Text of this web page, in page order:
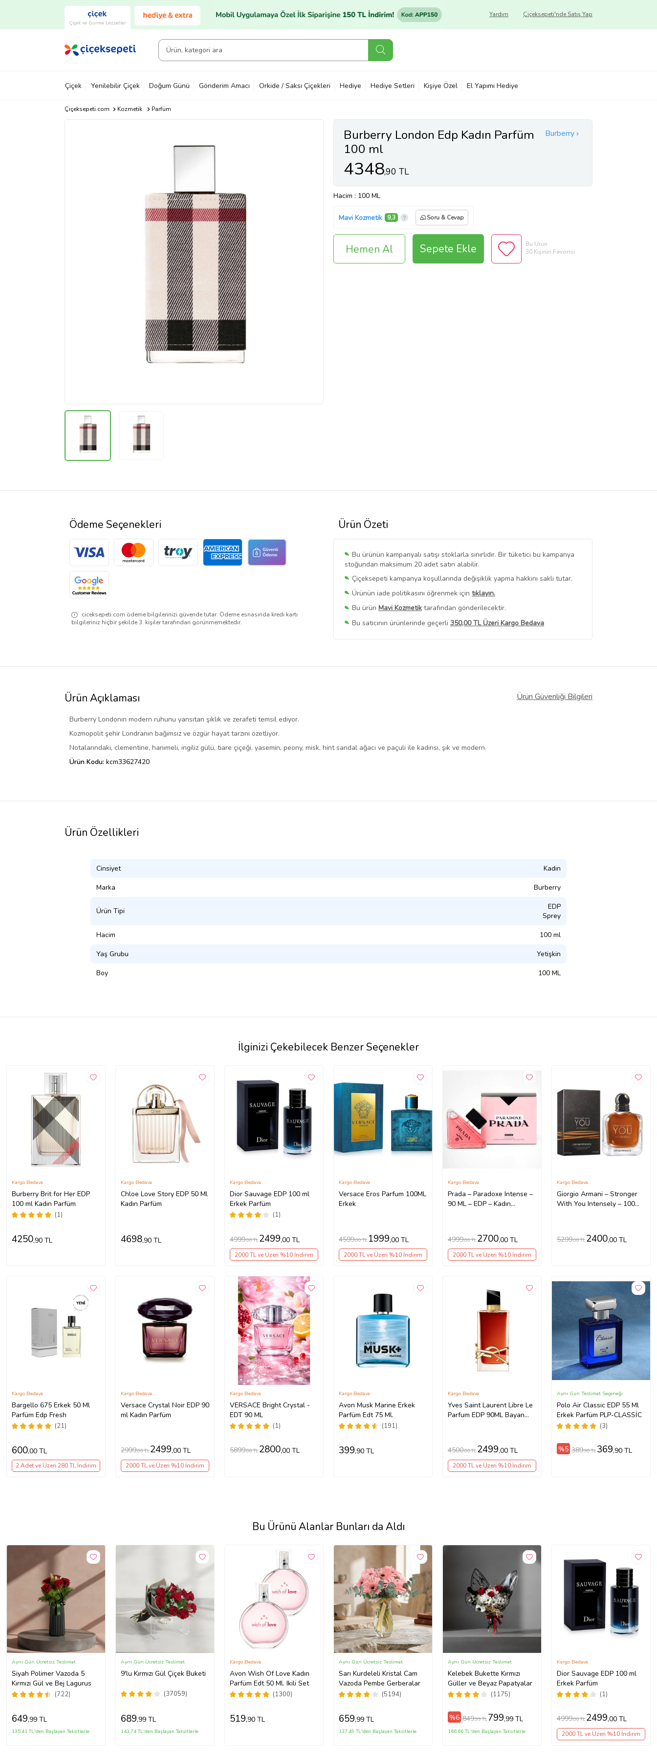
Çiçek ve Gurme Lezzetler
Çiçeksepeti'nde Satış Yap
Yardım
Çiçek Yenilebilir Çiçek Doğum Günü Gönderim Amacı Orkide / Saksı Çiçekleri Hediye Hediye Setleri Kişiye Özel El Yapımı Hediye
Çiçeksepeti.com Kozmetik Parfüm
Burberry
Burberry London Edp Kadın Parfüm
100 ml
4348,90 TL
Hacim : 100 ML
Mavi Kozmetik 9,3 Soru & Cevap
Hemen Al Sepete Ekle
Bu Ürün
30 Kişinin Favorisi
Ürün Özeti
Bu ürünün kampanyalı satışı stoklarla sınırlıdır. Bir tüketici bu kampanya
stoğundan maksimum 20 adet satın alabilir.
Çiçeksepeti kampanya koşullarında değişiklik yapma hakkını saklı tutar.
Ürünün iade politikasını öğrenmek için tıklayın.
Bu ürün Mavi Kozmetik tarafından gönderilecektir.
Bu satıcının ürünlerinde geçerli 350,00 TL Üzeri Kargo Bedava
Bu SatıcınınTüm Ürünlerini Görüntüle
Ödeme Seçenekleri
ciceksepeti.com ödeme bilgilerinizi güvende tutar. Ödeme esnasında kredi kartı
bilgileriniz hiçbir şekilde 3. kişiler tarafından görünmemektedir.
Ürün Açıklaması Ürün Güvenliği Bilgileri
Burberry Londonın modern ruhunu yansıtan şıklık ve zerafeti temsil ediyor.
Kozmopolit şehir Londranın bağımsız ve özgür hayat tarzını özetliyor.
Notalarındaki, clementine, hanımeli, ingiliz gülü, tiare çiçeği, yasemin, peony, misk, hint sandal ağacı ve paçuli ile kadınsı, şık ve modern.
Ürün Kodu: kcm33627420
Ürün Özellikleri
Cinsiyet Kadın
Marka Burberry
Ürün Tipi
EDP
Sprey
Hacim 100 ml
Yaş Grubu Yetişkin
Boy 100 ML
İlginizi Çekebilecek Benzer Seçenekler
Burberry Brit for Her EDP
100 ml Kadın Parfüm
(1)
Kargo Bedava
4250,90 TL
Chloe Love Story EDP 50 Ml
Kadın Parfüm
Kargo Bedava
4698,90 TL
Dior Sauvage EDP 100 ml
Erkek Parfüm
(1)
Kargo Bedava
4999,00 TL 2499,00 TL
2000 TL ve Üzeri %10 İndirim
Versace Eros Parfum 100ML
Erkek
Kargo Bedava
4599,00 TL 1999,00 TL
2000 TL ve Üzeri %10 İndirim
Prada – Paradoxe Intense –
90 ML – EDP – Kadın
Kargo Bedava
4999,00 TL 2700,00 TL
2000 TL ve Üzeri %10 İndirim
Giorgio Armani – Stronger
With You Intensely – 100
Kargo Bedava
5299,00 TL 2400,00 TL
Bargello 675 Erkek 50 Ml
Parfüm Edp Fresh
(21)
Kargo Bedava
600,00 TL
2 Adet ve Üzeri 280 TL İndirim
Versace Crystal Noir EDP 90
ml Kadın Parfüm
Kargo Bedava
2999,00 TL 2499,00 TL
2000 TL ve Üzeri %10 İndirim
VERSACE Bright Crystal -
EDT 90 ML
(1)
Kargo Bedava
5899,00 TL 2800,00 TL
Avon Musk Marine Erkek
Parfüm Edt 75 Ml.
(191)
Kargo Bedava
399,90 TL
Yves Saint Laurent Libre Le
Parfum EDP 90ML Bayan
Kargo Bedava
4500,00 TL 2499,00 TL
2000 TL ve Üzeri %10 İndirim
Polo Air Classic EDP 55 Ml
Erkek Parfüm PLP-CLASSİC
(3)
Aynı Gün Teslimat Seçeneği
%5 389,90 TL 369,90 TL
Bu Ürünü Alanlar Bunları da Aldı
Siyah Polimer Vazoda 5
Kırmızı Gül ve Bej Lagurus
(722)
Aynı Gün Ücretsiz Teslimat
649,99 TL
135,41 TL'den Başlayan Taksitlerle
9'lu Kırmızı Gül Çiçek Buketi
(37059)
Aynı Gün Ücretsiz Teslimat
689,99 TL
143,74 TL'den Başlayan Taksitlerle
Avon Wish Of Love Kadın
Parfüm Edt 50 Ml. Ikili Set
(1300)
Kargo Bedava
519,90 TL
Sarı Kurdeleli Kristal Cam
Vazoda Pembe Gerberalar
(5194)
Aynı Gün Ücretsiz Teslimat
659,99 TL
137,49 TL'den Başlayan Taksitlerle
Kelebek Bukette Kırmızı
Güller ve Beyaz Papatyalar
(1175)
Aynı Gün Ücretsiz Teslimat
%6 849,99 TL 799,99 TL
166,66 TL'den Başlayan Taksitlerle
Dior Sauvage EDP 100 ml
Erkek Parfüm
(1)
Kargo Bedava
4999,00 TL 2499,00 TL
2000 TL ve Üzeri %10 İndirim